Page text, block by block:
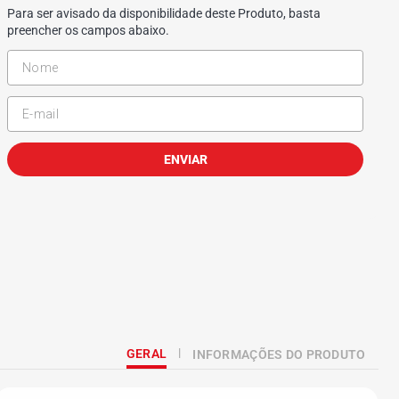
Para ser avisado da disponibilidade deste Produto, basta
preencher os campos abaixo.
ENVIAR
GERAL INFORMAÇÕES DO PRODUTO